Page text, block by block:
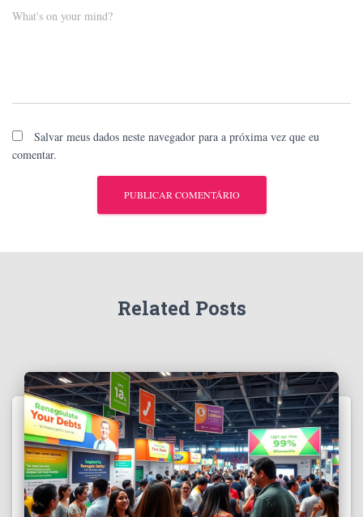
What's on your mind?
Salvar meus dados neste navegador para a próxima vez que eu
comentar.
Related Posts